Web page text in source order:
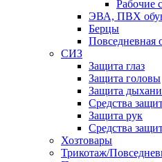
Рабочие
ЭВА, ПВХ
Берцы
Повседневная
СИЗ
Защита глаз
Защита головы
Защита
Средства
Защита рук
Средства
Хозтовары
Трикотаж/